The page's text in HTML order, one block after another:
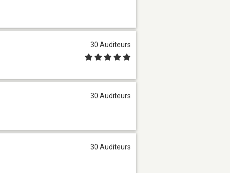
30 Auditeurs
30 Auditeurs
30 Auditeurs